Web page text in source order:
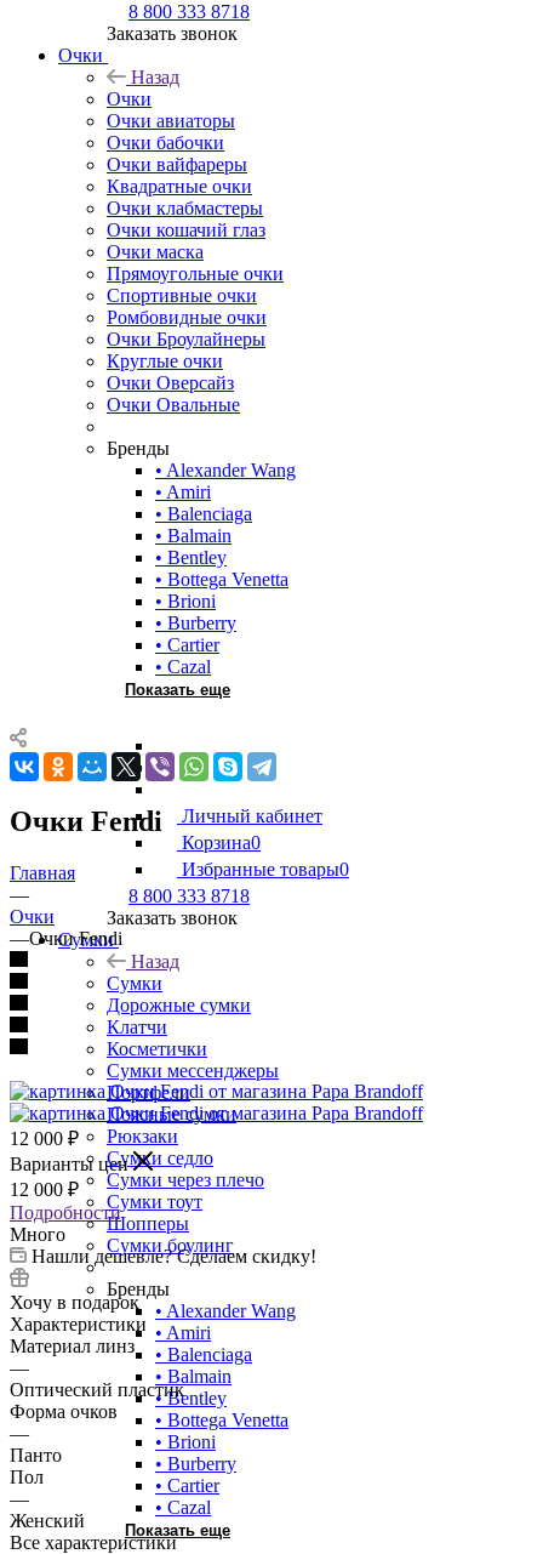
8 800 333 8718
Заказать звонок
Очки
Назад
Очки
Очки авиаторы
Очки бабочки
Очки вайфареры
Квадратные очки
Очки клабмастеры
Очки кошачий глаз
Очки маска
Прямоугольные очки
Спортивные очки
Ромбовидные очки
Очки Броулайнеры
Круглые очки
Очки Оверсайз
Очки Овальные
Бренды
• Alexander Wang
• Amiri
• Balenciaga
• Balmain
• Bentley
• Bottega Venetta
• Brioni
• Burberry
• Cartier
• Cazal
Показать еще
Личный кабинет
Корзина0
Избранные товары0
8 800 333 8718
Заказать звонок
Сумки
Назад
Сумки
Дорожные сумки
Клатчи
Косметички
Сумки мессенджеры
Портфели
Поясные сумки
Рюкзаки
Сумки седло
Сумки через плечо
Сумки тоут
Шопперы
Сумки боулинг
Бренды
• Alexander Wang
• Amiri
• Balenciaga
• Balmain
• Bentley
• Bottega Venetta
• Brioni
• Burberry
• Cartier
• Cazal
Показать еще
Очки Fendi
Главная
—
Очки
—Очки Fendi
12 000 ₽
Варианты цен
12 000 ₽
Подробности
Много
Нашли дешевле? Сделаем скидку!
Хочу в подарок
Характеристики
Материал линз
—
Оптический пластик
Форма очков
—
Панто
Пол
—
Женский
Все характеристики